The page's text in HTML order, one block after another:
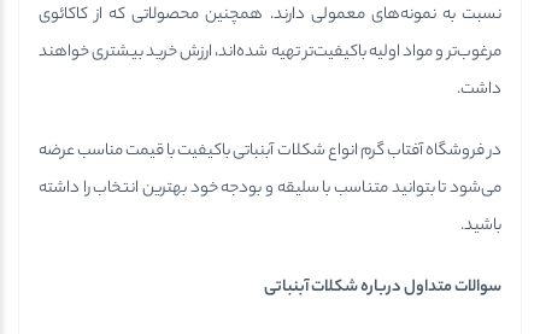
نسبت به نمونه‌های معمولی دارند. همچنین محصولاتی که از کاکائوی
مرغوب‌تر و مواد اولیه باکیفیت‌تر تهیه شده‌اند، ارزش خرید بیشتری خواهند
داشت.
در فروشگاه آفتاب گرم انواع شکلات آبنباتی باکیفیت با قیمت مناسب عرضه
می‌شود تا بتوانید متناسب با سلیقه و بودجه خود بهترین انتخاب را داشته
باشید.
سوالات متداول درباره شکلات آبنباتی